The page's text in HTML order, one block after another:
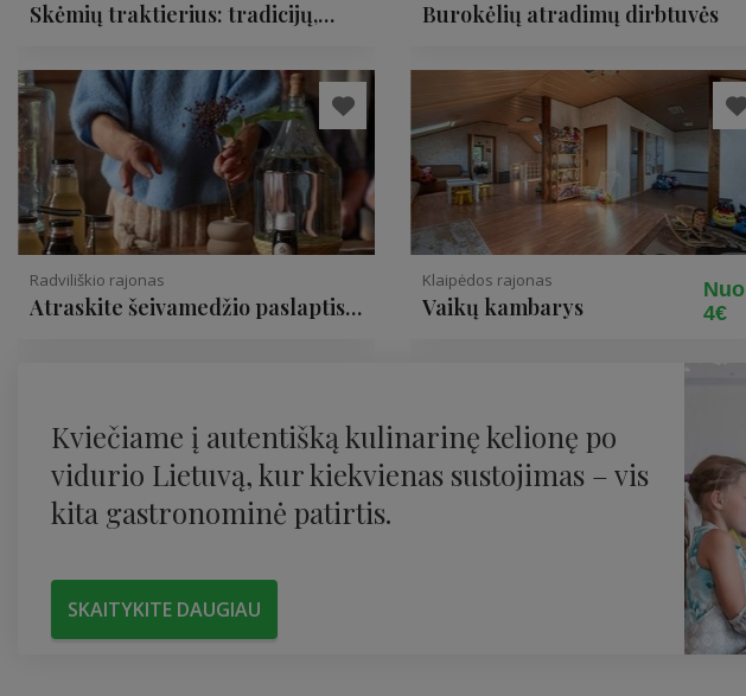
Skėmių traktierius: tradicijų,
Burokėlių atradimų dirbtuvės
Radviliškio rajonas
Atraskite šeivamedžio paslaptis
Klaipėdos rajonas
Vaikų kambarys
Nuo
4€
Kviečiame į autentišką kulinarinę kelionę po
vidurio Lietuvą, kur kiekvienas sustojimas – vis
kita gastronominė patirtis.
SKAITYKITE DAUGIAU